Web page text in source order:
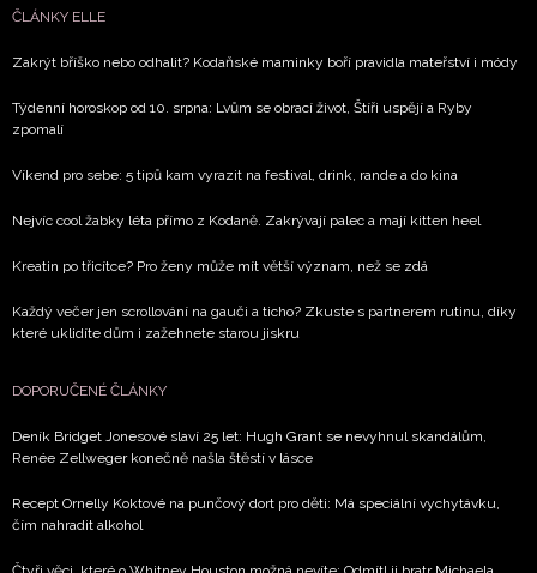
ČLÁNKY ELLE
Zakrýt bříško nebo odhalit? Kodaňské maminky boří pravidla mateřství i módy
Týdenní horoskop od 10. srpna: Lvům se obrací život, Štíři uspějí a Ryby
zpomalí
Víkend pro sebe: 5 tipů kam vyrazit na festival, drink, rande a do kina
Nejvíc cool žabky léta přímo z Kodaně. Zakrývají palec a mají kitten heel
Kreatin po třicítce? Pro ženy může mít větší význam, než se zdá
Každý večer jen scrollování na gauči a ticho? Zkuste s partnerem rutinu, díky
které uklidíte dům i zažehnete starou jiskru
DOPORUČENÉ ČLÁNKY
Deník Bridget Jonesové slaví 25 let: Hugh Grant se nevyhnul skandálům,
Renée Zellweger konečně našla štěstí v lásce
Recept Ornelly Koktové na punčový dort pro děti: Má speciální vychytávku,
čím nahradit alkohol